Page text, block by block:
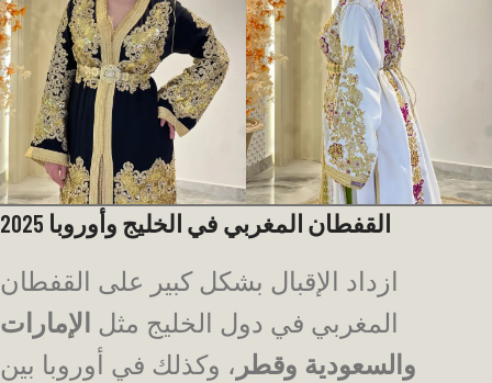
القفطان المغربي في الخليج وأوروبا 2025
ازداد الإقبال بشكل كبير على القفطان
المغربي في دول الخليج مثل الإمارات
والسعودية وقطر ، وكذلك في أوروبا بين